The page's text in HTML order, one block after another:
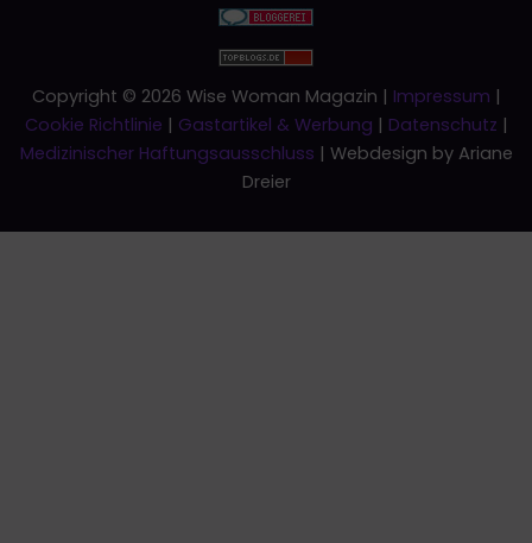
Copyright © 2026 Wise Woman Magazin | Impressum |
Cookie Richtlinie | Gastartikel & Werbung | Datenschutz |
Medizinischer Haftungsausschluss | Webdesign by Ariane
Dreier